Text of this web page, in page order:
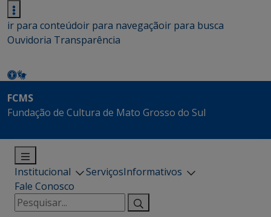
ir para conteúdoir para navegaçãoir para busca
Ouvidoria Transparência
FCMS
Fundação de Cultura de Mato Grosso do Sul
Institucional ServiçosInformativos
Fale Conosco
Pesquisar